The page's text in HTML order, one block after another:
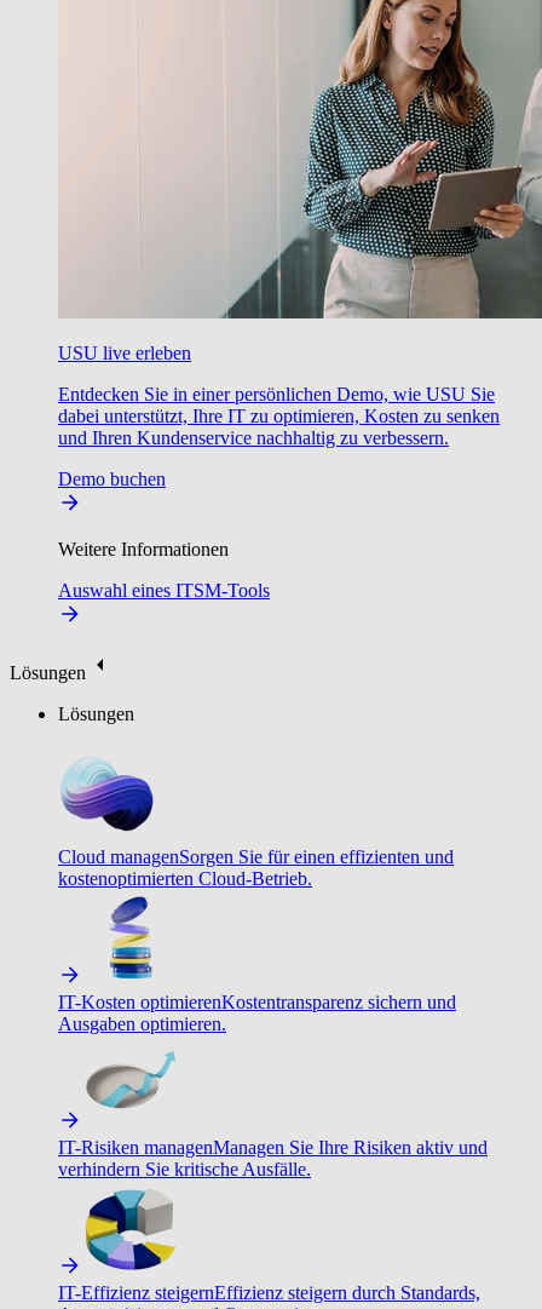
USU live erleben
Entdecken Sie in einer persönlichen Demo, wie USU Sie
dabei unterstützt, Ihre IT zu optimieren, Kosten zu senken
und Ihren Kundenservice nachhaltig zu verbessern.
Demo buchen
Weitere Informationen
Auswahl eines ITSM-Tools
Lösungen
Lösungen
Cloud managenSorgen Sie für einen effizienten und
kostenoptimierten Cloud-Betrieb.
IT-Kosten optimierenKostentransparenz sichern und
Ausgaben optimieren.
IT-Risiken managenManagen Sie Ihre Risiken aktiv und
verhindern Sie kritische Ausfälle.
IT-Effizienz steigernEffizienz steigern durch Standards,